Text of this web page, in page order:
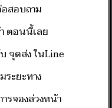
สอบถาม
ตอนนี้เลย
จุดส่ง​ ในLine
ระยะทาง
รจองล่วงหน้า